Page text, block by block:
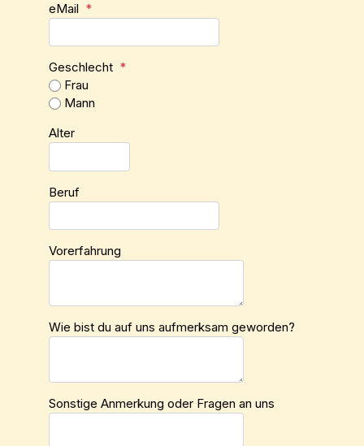
eMail *
Geschlecht *
Frau
Mann
Alter
Beruf
Vorerfahrung
Wie bist du auf uns aufmerksam geworden?
Sonstige Anmerkung oder Fragen an uns